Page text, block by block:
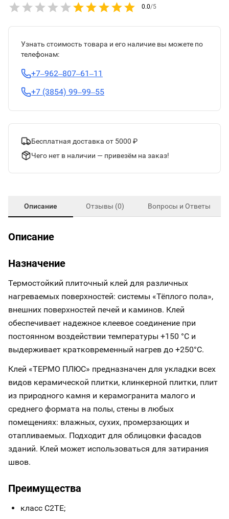
0.0/5
Узнать стоимость товара и его наличие вы можете по
телефонам:
+7‒962‒807‒61‒11
+7 (3854) 99‒99‒55
Бесплатная доставка от 5000 ₽
Чего нет в наличии — привезём на заказ!
Описание Отзывы (0) Вопросы и Ответы
Описание
Назначение
Термостойкий плиточный клей для различных
нагреваемых поверхностей: системы «Тёплого пола»,
внешних поверхностей печей и каминов. Клей
обеспечивает надежное клеевое соединение при
постоянном воздействии температуры +150 °С и
выдерживает кратковременный нагрев до +250°С.
Клей «ТЕРМО ПЛЮС» предназначен для укладки всех
видов керамической плитки, клинкерной плитки, плит
из природного камня и керамогранита малого и
среднего формата на полы, стены в любых
помещениях: влажных, сухих, промерзающих и
отапливаемых. Подходит для облицовки фасадов
зданий. Клей может использоваться для затирания
швов.
Преимущества
класс С2ТЕ;